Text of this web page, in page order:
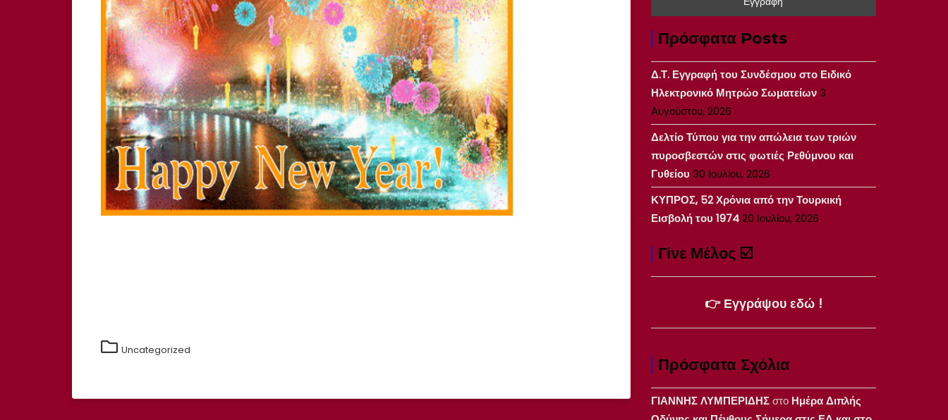
Uncategorized
Πρόσφατα Posts
Δ.Τ. Εγγραφή του Συνδέσμου στο Ειδικό
Ηλεκτρονικό Μητρώο Σωματείων3
Αυγούστου, 2026
Δελτίο Τύπου για την απώλεια των τριών
πυροσβεστών στις φωτιές Ρεθύμνου και
Γυθείου 30 Ιουλίου, 2026
ΚΥΠΡΟΣ, 52 Χρόνια από την Τουρκική
Εισβολή του 197420 Ιουλίου, 2026
Γίνε Μέλος ☑️
👉 Εγγράψου εδώ !
Πρόσφατα Σχόλια
ΓΙΑΝΝΗΣ ΛΥΜΠΕΡΙΔΗΣστο Ημέρα Διπλής